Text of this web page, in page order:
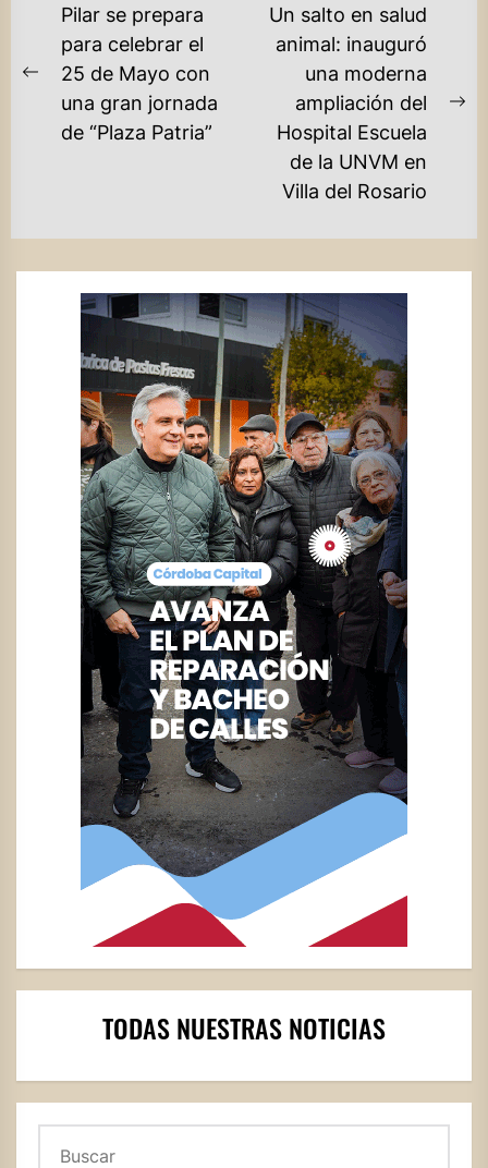
NAVEGACIÓN
ENTRADAS
Previous
post:
Pilar se prepara
para celebrar el
25 de Mayo con
una gran jornada
de “Plaza Patria”
Un salto en salud
animal: inauguró
una moderna
ampliación del
Hospital Escuela
de la UNVM en
Villa del Rosario
TODAS NUESTRAS NOTICIAS